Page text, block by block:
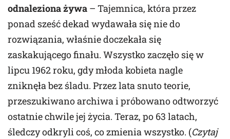
odnaleziona żywa – Tajemnica, która przez
ponad sześć dekad wydawała się nie do
rozwiązania, właśnie doczekała się
zaskakującego finału. Wszystko zaczęło się w
lipcu 1962 roku, gdy młoda kobieta nagle
zniknęła bez śladu. Przez lata snuto teorie,
przeszukiwano archiwa i próbowano odtworzyć
ostatnie chwile jej życia. Teraz, po 63 latach,
śledczy odkryli coś, co zmienia wszystko. (Czytaj